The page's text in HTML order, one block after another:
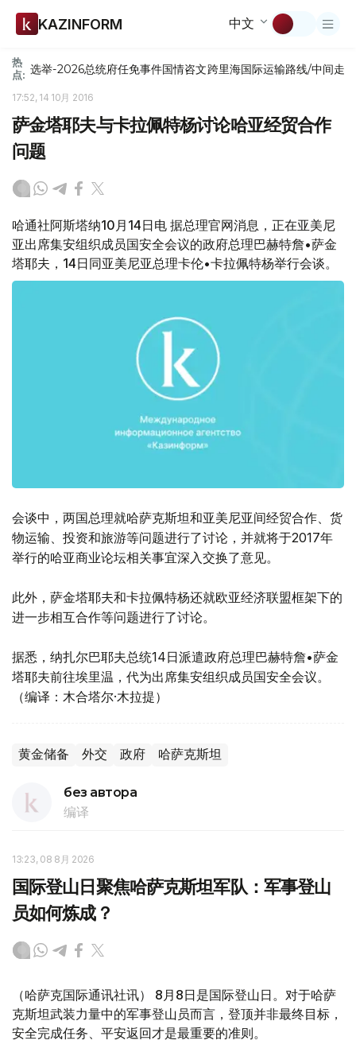
KAZINFORM 中文
热
点: 选举-2026总统府任免事件国情咨文跨里海国际运输路线/中间走廊
17:52, 14 10月 2016
萨金塔耶夫与卡拉佩特杨讨论哈亚经贸合作
问题
哈通社阿斯塔纳10月14日电 据总理官网消息，正在亚美尼
亚出席集安组织成员国安全会议的政府总理巴赫特詹•萨金
塔耶夫，14日同亚美尼亚总理卡伦•卡拉佩特杨举行会谈。
会谈中，两国总理就哈萨克斯坦和亚美尼亚间经贸合作、货
物运输、投资和旅游等问题进行了讨论，并就将于2017年
举行的哈亚商业论坛相关事宜深入交换了意见。
此外，萨金塔耶夫和卡拉佩特杨还就欧亚经济联盟框架下的
进一步相互合作等问题进行了讨论。
据悉，纳扎尔巴耶夫总统14日派遣政府总理巴赫特詹•萨金
塔耶夫前往埃里温，代为出席集安组织成员国安全会议。
（编译：木合塔尔·木拉提）
黄金储备 外交 政府 哈萨克斯坦
без автора
编译
13:23, 08 8月 2026
国际登山日聚焦哈萨克斯坦军队：军事登山
员如何炼成？
（哈萨克国际通讯社讯） 8月8日是国际登山日。对于哈萨
克斯坦武装力量中的军事登山员而言，登顶并非最终目标，
安全完成任务、平安返回才是最重要的准则。